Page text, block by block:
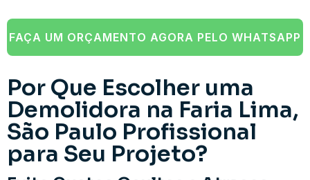
FAÇA UM ORÇAMENTO AGORA PELO WHATSAPP
Por Que Escolher uma
Demolidora na Faria Lima,
São Paulo Profissional
para Seu Projeto?